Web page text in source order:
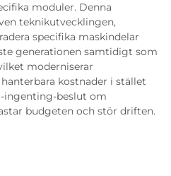
moduler. Denna
teknikutvecklingen,
specifika maskindelar
generationen samtidigt som
moderniserar
kostnader i stället
ingenting-beslut om
budgeten och stör driften.